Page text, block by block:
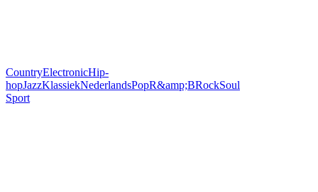
CountryElectronicHip-
hopJazzKlassiekNederlandsPopR&amp;BRockSoul
Sport